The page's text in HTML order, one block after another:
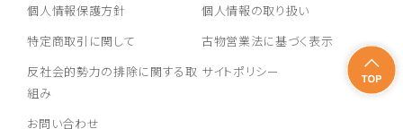
個人情報保護方針
個人情報の取り扱い
特定商取引に関して
古物営業法に基づく表示
反社会的勢力の排除に関する取
組み
サイトポリシー
お問い合わせ